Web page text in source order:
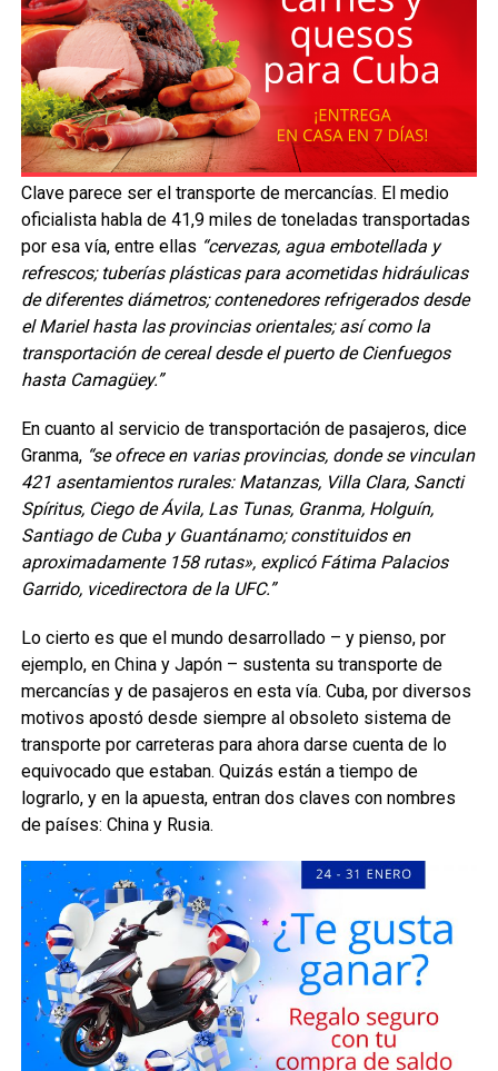
Clave parece ser el transporte de mercancías. El medio
oficialista habla de 41,9 miles de toneladas transportadas
por esa vía, entre ellas “cervezas, agua embotellada y
refrescos; tuberías plásticas para acometidas hidráulicas
de diferentes diámetros; contenedores refrigerados desde
el Mariel hasta las provincias orientales; así como la
transportación de cereal desde el puerto de Cienfuegos
hasta Camagüey.”
En cuanto al servicio de transportación de pasajeros, dice
Granma, “se ofrece en varias provincias, donde se vinculan
421 asentamientos rurales: Matanzas, Villa Clara, Sancti
Spíritus, Ciego de Ávila, Las Tunas, Granma, Holguín,
Santiago de Cuba y Guantánamo; constituidos en
aproximadamente 158 rutas», explicó Fátima Palacios
Garrido, vicedirectora de la UFC.”
Lo cierto es que el mundo desarrollado – y pienso, por
ejemplo, en China y Japón – sustenta su transporte de
mercancías y de pasajeros en esta vía. Cuba, por diversos
motivos apostó desde siempre al obsoleto sistema de
transporte por carreteras para ahora darse cuenta de lo
equivocado que estaban. Quizás están a tiempo de
lograrlo, y en la apuesta, entran dos claves con nombres
de países: China y Rusia.